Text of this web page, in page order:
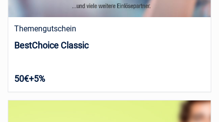
Themengutschein
BestChoice Classic
50€+5%